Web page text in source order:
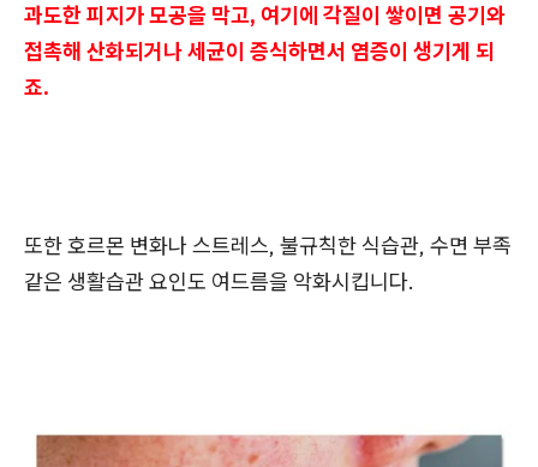
과도한 피지가 모공을 막고, 여기에 각질이 쌓이면 공기와
접촉해 산화되거나 세균이 증식하면서 염증이 생기게 되
죠.
또한 호르몬 변화나 스트레스, 불규칙한 식습관, 수면 부족
같은 생활습관 요인도 여드름을 악화시킵니다.